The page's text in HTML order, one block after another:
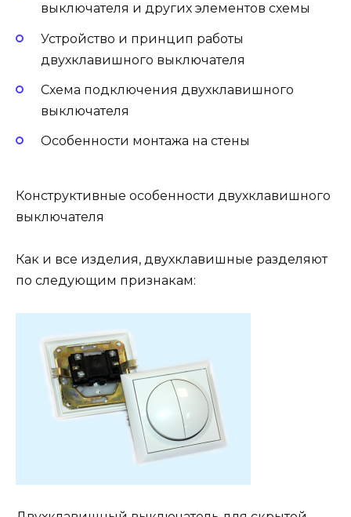
выключателя и других элементов схемы
Устройство и принцип работы
двухклавишного выключателя
Схема подключения двухклавишного
выключателя
Особенности монтажа на стены
Конструктивные особенности двухклавишного
выключателя
Как и все изделия, двухклавишные разделяют
по следующим признакам: